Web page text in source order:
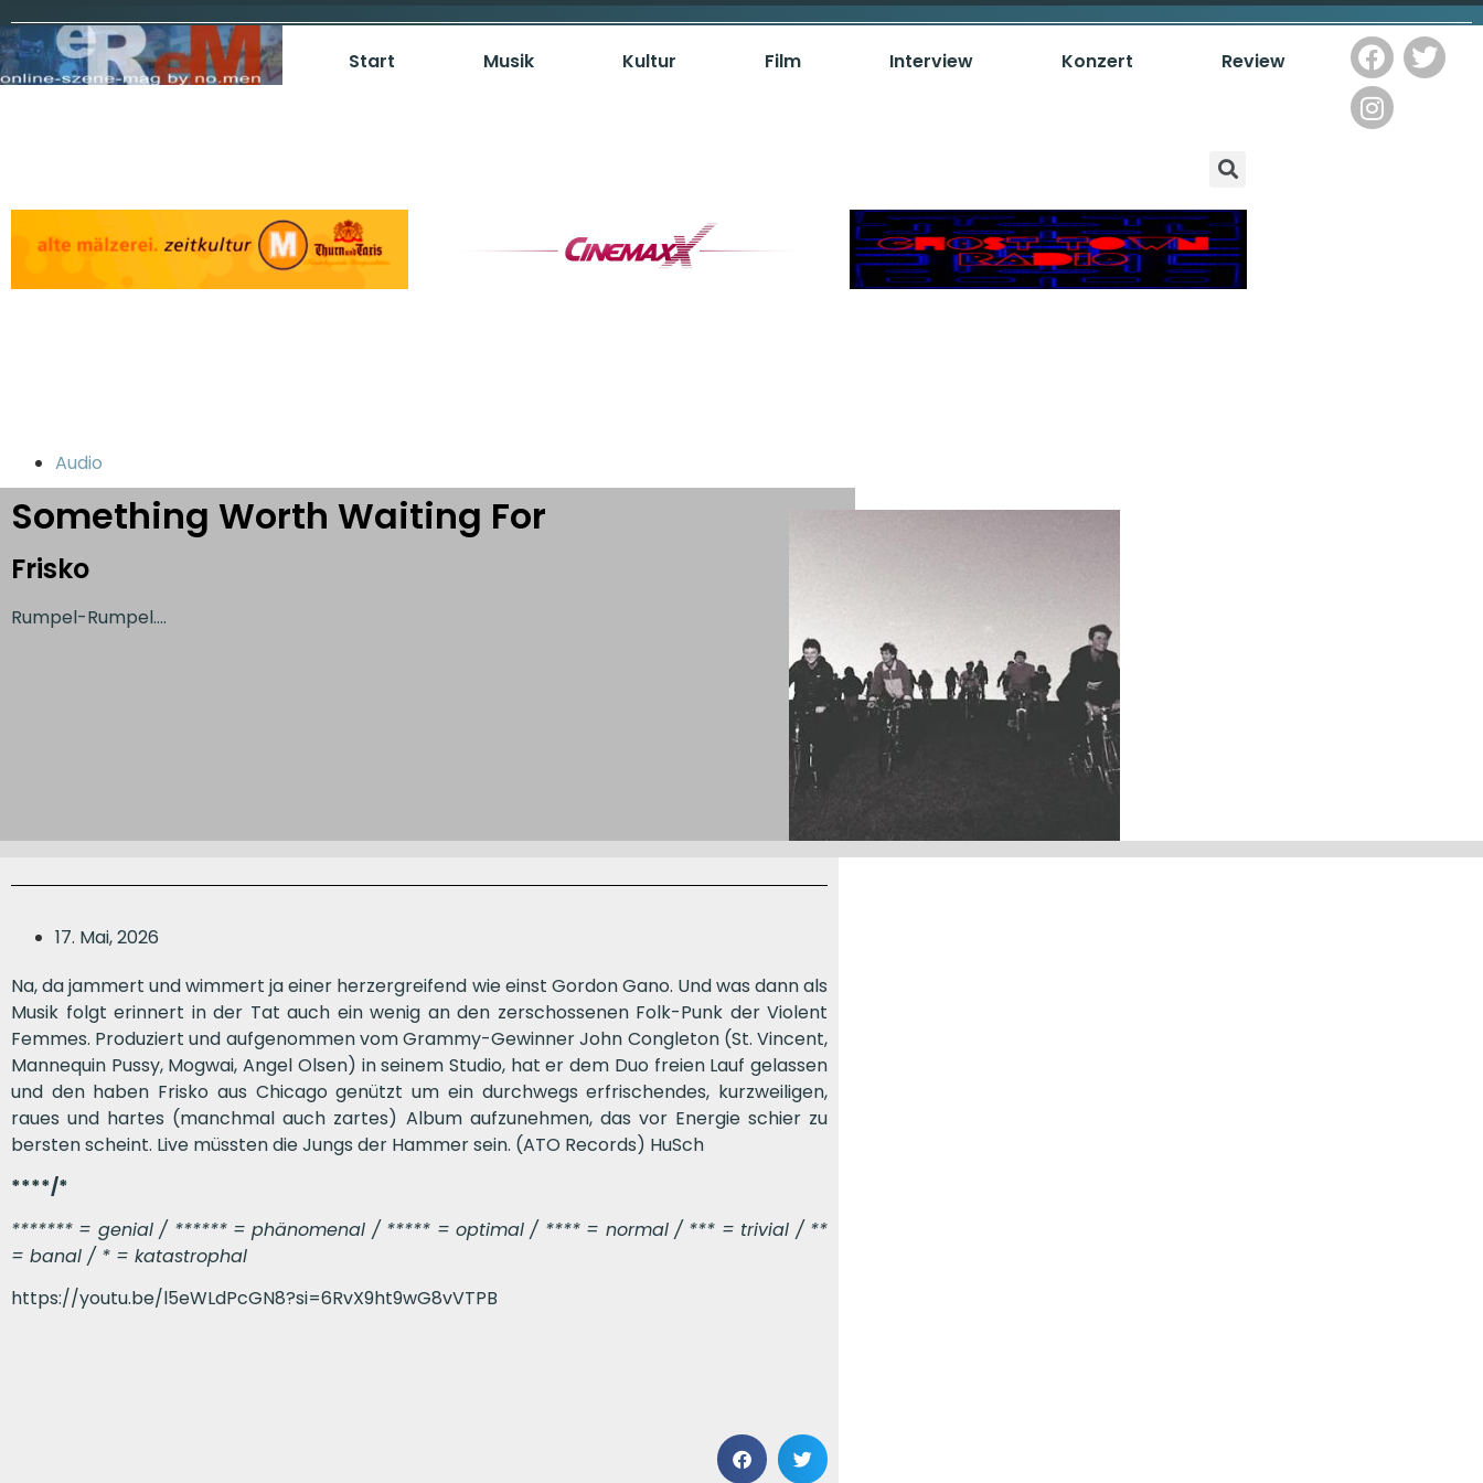
Start Musik Kultur Film Interview Konzert Review
Audio
Something Worth Waiting For
Frisko
Rumpel-Rumpel….
17. Mai, 2026
Na, da jammert und wimmert ja einer herzergreifend wie einst Gordon Gano. Und was dann als
Musik folgt erinnert in der Tat auch ein wenig an den zerschossenen Folk-Punk der Violent
Femmes. Produziert und aufgenommen vom Grammy-Gewinner John Congleton (St. Vincent,
Mannequin Pussy, Mogwai, Angel Olsen) in seinem Studio, hat er dem Duo freien Lauf gelassen
und den haben Frisko aus Chicago genützt um ein durchwegs erfrischendes, kurzweiligen,
raues und hartes (manchmal auch zartes) Album aufzunehmen, das vor Energie schier zu
bersten scheint. Live müssten die Jungs der Hammer sein. (ATO Records) HuSch
****/*
******* = genial / ****** = phänomenal / ***** = optimal / **** = normal / *** = trivial / **
= banal / * = katastrophal
https://youtu.be/l5eWLdPcGN8?si=6RvX9ht9wG8vVTPB